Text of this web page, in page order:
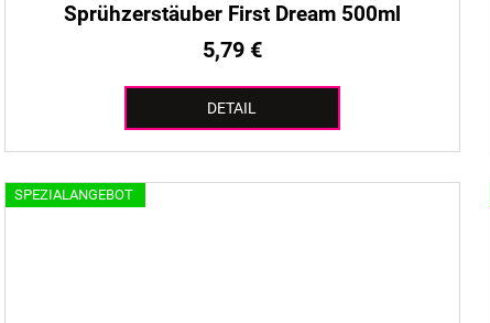
Sprühzerstäuber First Dream 500ml
5,79 €
DETAIL
SPEZIALANGEBOT